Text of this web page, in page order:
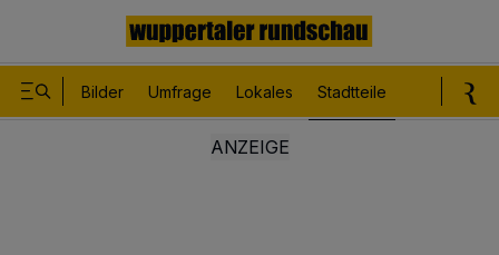
Bilder Umfrage Lokales Stadtteile